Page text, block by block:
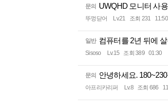
문의 UWQHD 모니터 사
뚜껑닫어 Lv.21 조회 231 11:50
일반 컴퓨터를 2년 뒤에
Sisoso Lv.15 조회 389 01:30
문의 안녕하세요.
아프리카리퍼 Lv.8 조회 686